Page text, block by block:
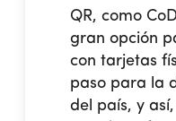
QR, como
gran opción
con tarjetas
paso para la
del país, y